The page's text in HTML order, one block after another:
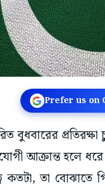
Prefer us on
বুধবারের
আক্রান্ত হলে
তা বোঝাতে